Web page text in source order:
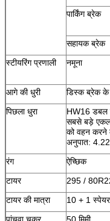
पार्किंग ब्रेक
सहायक ब्रेक
स्टीयरिंग प्रणाली
नमूना
आगे की धुरी
डिस्क ब्रेक
पिछला धुरा
HW16 डबल
सबसे बड़े एकल
को वहन करने
अनुपात:
रंग
ऐच्छिक
टायर
295 /
टायर की मात्रा
10 + 1 स्पेयर